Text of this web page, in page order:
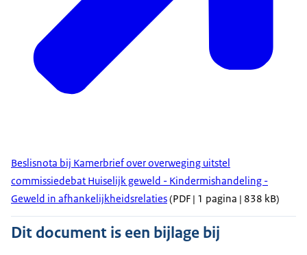
Beslisnota bij Kamerbrief over overweging uitstel
commissiedebat Huiselijk geweld - Kindermishandeling -
Geweld in afhankelijkheidsrelaties(PDF | 1 pagina | 838 kB)
Dit document is een bijlage bij